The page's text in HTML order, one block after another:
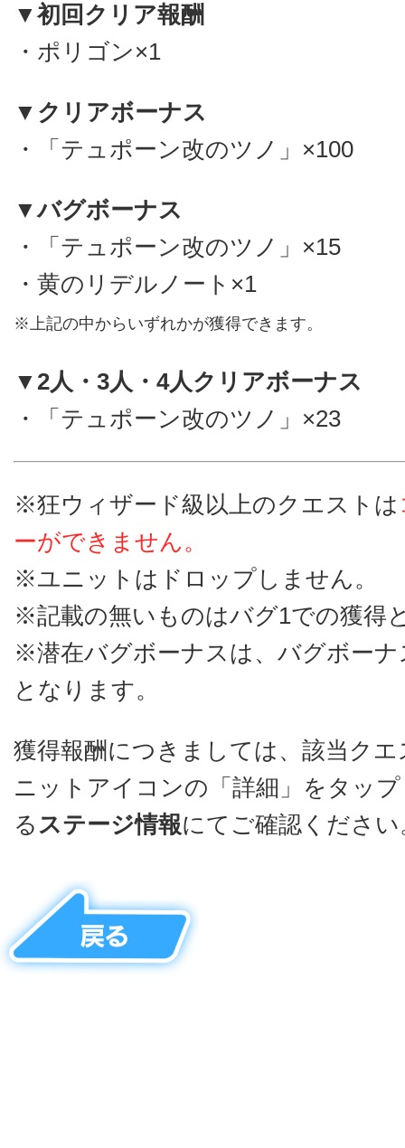
▼初回クリア報酬
・ポリゴン×1
▼クリアボーナス
・「テュポーン改のツノ」×100
▼バグボーナス
・「テュポーン改のツノ」×15
・黄のリデルノート×1
※上記の中からいずれかが獲得できます。
▼2人・3人・4人クリアボーナス
・「テュポーン改のツノ」×23
※狂ウィザード級以上のクエストは
ーができません。
※ユニットはドロップしません。
※記載の無いものはバグ1での獲得
※潜在バグボーナスは、バグボーナ
となります。
獲得報酬につきましては、該当ク
ニットアイコンの「詳細」をタッ
るステージ情報にてご確認ください